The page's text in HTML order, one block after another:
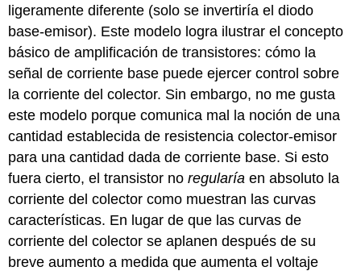
ligeramente diferente (solo se invertiría el diodo
base-emisor). Este modelo logra ilustrar el concepto
básico de amplificación de transistores: cómo la
señal de corriente base puede ejercer control sobre
la corriente del colector. Sin embargo, no me gusta
este modelo porque comunica mal la noción de una
cantidad establecida de resistencia colector-emisor
para una cantidad dada de corriente base. Si esto
fuera cierto, el transistor noregularía en absoluto la
corriente del colector como muestran las curvas
características. En lugar de que las curvas de
corriente del colector se aplanen después de su
breve aumento a medida que aumenta el voltaje